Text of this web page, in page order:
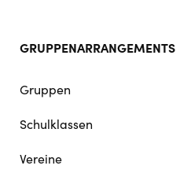
GRUPPENARRANGEMENTS
Gruppen
Schulklassen
Vereine